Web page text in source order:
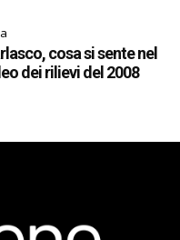
cosa si sente nel
dei rilievi del 2008